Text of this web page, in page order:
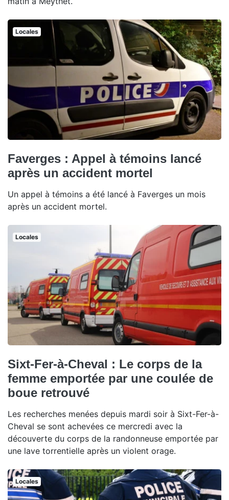
Locales
Faverges : Appel à témoins lancé
après un accident mortel
Un appel à témoins a été lancé à Faverges un mois
après un accident mortel.
Locales
Sixt-Fer-à-Cheval : Le corps de la
femme emportée par une coulée de
boue retrouvé
Les recherches menées depuis mardi soir à Sixt-Fer-à-
Cheval se sont achevées ce mercredi avec la
découverte du corps de la randonneuse emportée par
une lave torrentielle après un violent orage.
Locales